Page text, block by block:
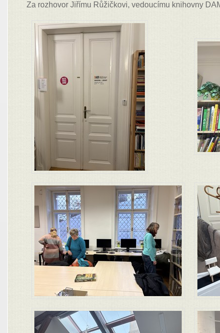
Za rozhovor Jiřímu Růžičkovi, vedoucímu knihovny